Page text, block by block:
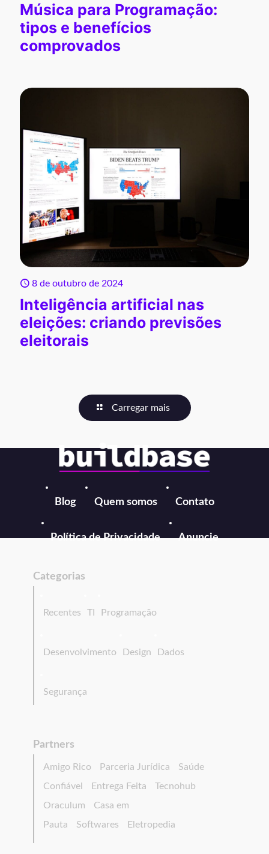
Música para Programação:
tipos e benefícios
comprovados
8 de outubro de 2024
Inteligência artificial nas
eleições: criando previsões
eleitorais
Carregar mais
Blog Quem somos Contato
Política de Privacidade Anuncie
Categorias
Recentes TI Programação
Desenvolvimento Design Dados
Segurança
Partners
Amigo Rico Parceria Jurídica
Saúde
Confiável
Entrega Feita
Tecnohub
Oraculum
Casa em
Pauta
Softwares Eletropedia